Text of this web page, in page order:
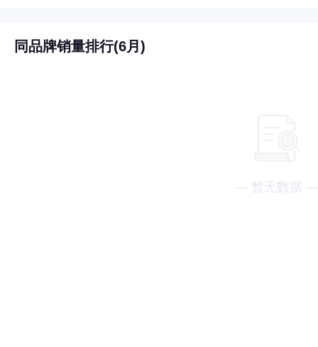
同品牌销量排行(6月)
— 暂无数据 —